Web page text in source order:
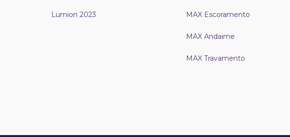
Lumion 2023 MAX Escoramento
MAX Andaime
MAX Travamento